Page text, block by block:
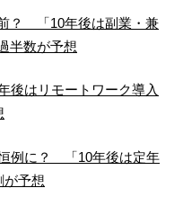
？ 「10年後は副業・兼
半数が予想
はリモートワーク導入
例に？ 「10年後は定年
が予想